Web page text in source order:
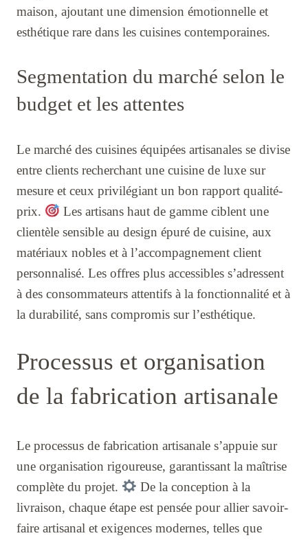
maison, ajoutant une dimension émotionnelle et
esthétique rare dans les cuisines contemporaines.
Segmentation du marché selon le
budget et les attentes
Le marché des cuisines équipées artisanales se divise
entre clients recherchant une cuisine de luxe sur
mesure et ceux privilégiant un bon rapport qualité-
prix.
Les artisans haut de gamme ciblent une
clientèle sensible au design épuré de cuisine, aux
matériaux nobles et à l’accompagnement client
personnalisé. Les offres plus accessibles s’adressent
à des consommateurs attentifs à la fonctionnalité et à
la durabilité, sans compromis sur l’esthétique.
Processus et organisation
de la fabrication artisanale
Le processus de fabrication artisanale s’appuie sur
une organisation rigoureuse, garantissant la maîtrise
complète du projet.
De la conception à la
livraison, chaque étape est pensée pour allier savoir-
faire artisanal et exigences modernes, telles que